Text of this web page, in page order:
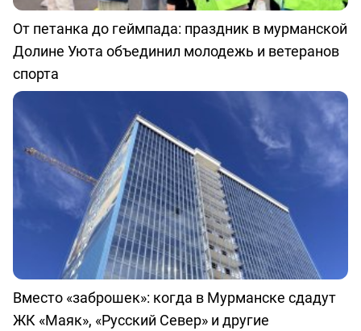
От петанка до геймпада: праздник в мурманской
Долине Уюта объединил молодежь и ветеранов
спорта
Вместо «заброшек»: когда в Мурманске сдадут
ЖК «Маяк», «Русский Север» и другие